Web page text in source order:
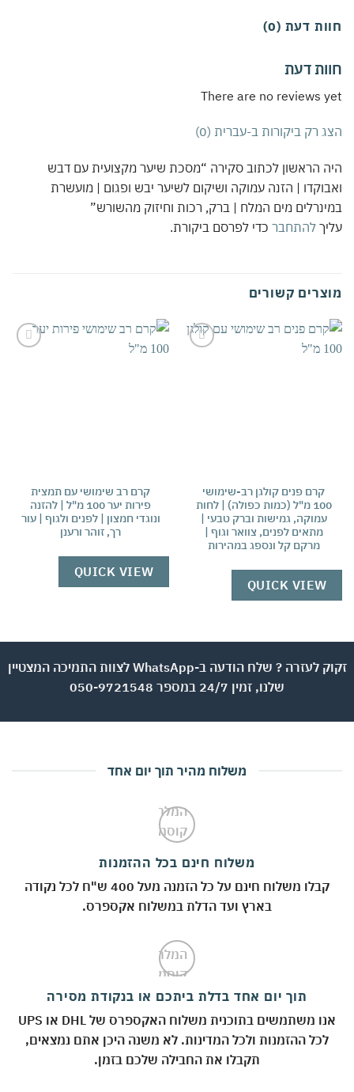
דעת (0)
דעת
There are no reviews
רק ביקורות ב-עברית (0)
הראשון לכתוב סקירה “מסכת שיער מקצועית עם דבש
| הזנה עמוקה ושיקום לשיער יבש ופגום | מועשרת
מים המלח | ברק, רכות וחיזוק מהשורש”
להתחברכדי לפרסם ביקורת.
קשורים
קרם פנים קולגן רב-שימושי
100 מ"ל (כמות כפולה) | לחות
עמוקה, גמישות וברק טבעי |
מתאים לפנים, צוואר וגוף |
מרקם קל ונספג במהירות
QUICK VIEW
קרם רב שימושי עם תמצית
פירות יער 100 מ"ל | להזנה
ונוגדי חמצון | לפנים ולגוף | עור
רך, זוהר ורענן
QUICK VIEW
זקוק לעזרה ? שלח הודעה ב-WhatsApp לצוות התמיכה המצטיין
שלנו, זמין 24/7 במספר 050-9721548
משלוח מהיר תוך יום אחד
משלוח חינם בכל ההזמנות
קבלו משלוח חינם על כל הזמנה מעל 400 ש"ח לכל נקודה
בארץ ועד הדלת במשלוח אקספרס.
תוך יום אחד בדלת ביתכם או בנקודת מסירה
אנו משתמשים בתוכנית משלוח האקספרס של DHL או UPS
לכל ההזמנות ולכל המדינות. לא משנה היכן אתם נמצאים,
תקבלו את החבילה שלכם בזמן.